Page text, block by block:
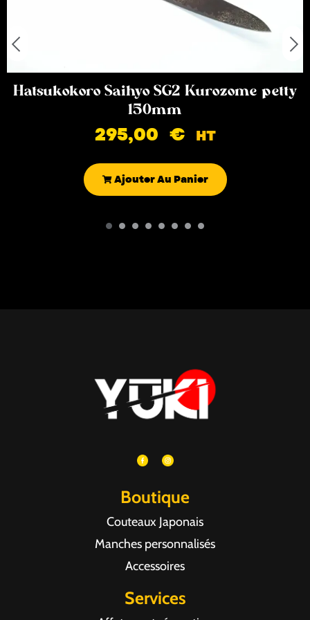
Hatsukokoro Saihyo SG2 Kurozome petty
150mm
295,00 € HT
Ajouter Au Panier
Boutique
Couteaux Japonais
Manches personnalisés
Accessoires
Services